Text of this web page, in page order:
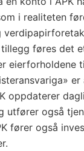
i realiteten
føres det
eierforholdene
oppdaterer
utfører også
fører også